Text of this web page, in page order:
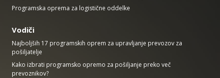
Programska oprema za logistične oddelke
Vodiči
Najboljših 17 programskih oprem za upravljanje prevozov za
pošiljatelje
Kako izbrati programsko opremo za pošiljanje preko več
prevoznikov?